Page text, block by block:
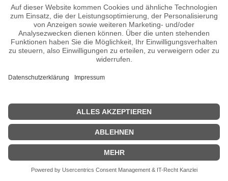
Nils Lofgren Discografie
n.n.v.
| © 2013–2023 was-war-wann.de. Alle Rechte vorbehalten. |
| Kurzbiografie deutsch | Vita |